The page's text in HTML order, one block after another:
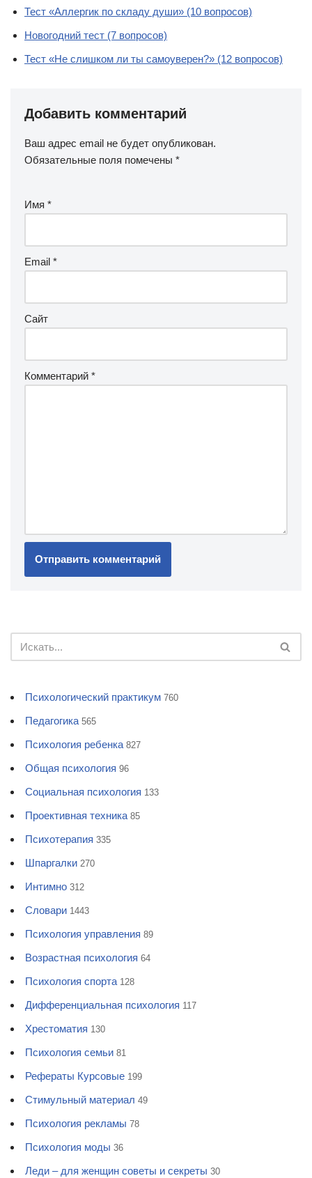
Тест «Аллергик по складу души» (10 вопросов)
Новогодний тест (7 вопросов)
Тест «Не слишком ли ты самоуверен?» (12 вопросов)
Добавить комментарий
Ваш адрес email не будет опубликован.
Обязательные поля помечены *
Имя *
Email *
Сайт
Комментарий *
Психологический практикум 760
Педагогика 565
Психология ребенка 827
Общая психология 96
Социальная психология 133
Проективная техника 85
Психотерапия 335
Шпаргалки 270
Интимно 312
Словари 1443
Психология управления 89
Возрастная психология 64
Психология спорта 128
Дифференциальная психология 117
Хрестоматия 130
Психология семьи 81
Рефераты Курсовые 199
Стимульный материал 49
Психология рекламы 78
Психология моды 36
Леди – для женщин советы и секреты 30